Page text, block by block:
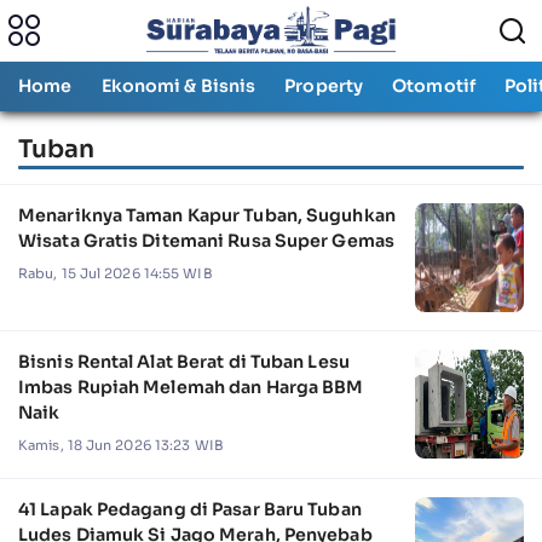
Home Ekonomi & Bisnis Property Otomotif
Tuban
Menariknya Taman Kapur Tuban, Suguhkan
Wisata Gratis Ditemani Rusa Super Gemas
Rabu, 15 Jul 2026 14:55 WIB
Bisnis Rental Alat Berat di Tuban Lesu
Imbas Rupiah Melemah dan Harga BBM
Naik
Kamis, 18 Jun 2026 13:23 WIB
41 Lapak Pedagang di Pasar Baru Tuban
Ludes Diamuk Si Jago Merah, Penyebab